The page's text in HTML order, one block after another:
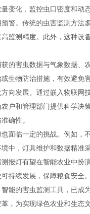
变化，监控虫口密度和动
警。传统的虫害监测方
监测精度。此外，这种
的害虫数据与气象数据
生物防治措施，有效避免
向发展。通过嵌入物联
户和管理部门提供科学
确性。
面临一定的挑战。例如
中，灯具维护和数据精准
报灯有望在智能农业中扮
持续发展，保障粮食安全。
能的害虫监测工具，已成
，为实现绿色农业和生态